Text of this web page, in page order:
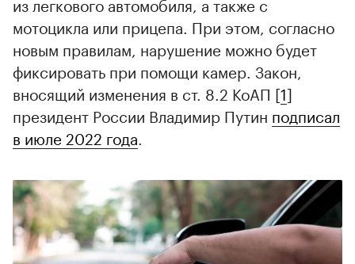
мотоцикла или прицепа. При этом, согласно
новым правилам, нарушение можно будет
фиксировать при помощи камер. Закон,
вносящий изменения в ст. 8.2 КоАП [1]
президент России Владимир Путин подписал
в июле 2022 года